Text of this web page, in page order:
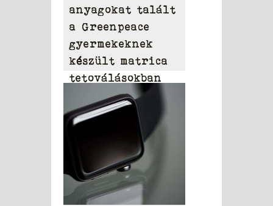
anyagokat talált
a Greenpeace
gyermekeknek
készült matrica
tetoválásokban